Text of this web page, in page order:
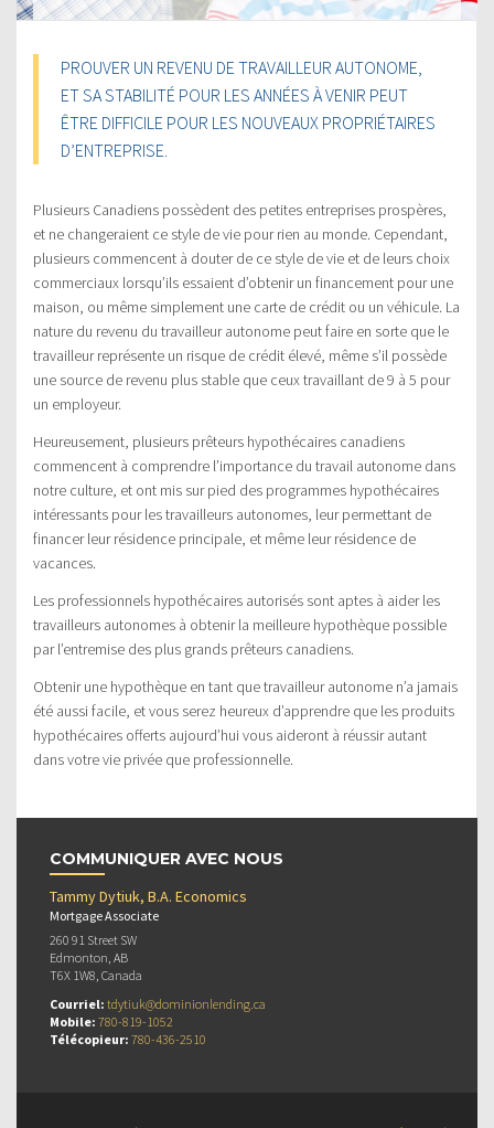
PROUVER UN REVENU DE TRAVAILLEUR AUTONOME,
ET SA STABILITÉ POUR LES ANNÉES À VENIR PEUT
ÊTRE DIFFICILE POUR LES NOUVEAUX PROPRIÉTAIRES
D’ENTREPRISE.
Plusieurs Canadiens possèdent des petites entreprises prospères,
et ne changeraient ce style de vie pour rien au monde. Cependant,
plusieurs commencent à douter de ce style de vie et de leurs choix
commerciaux lorsqu’ils essaient d’obtenir un financement pour une
maison, ou même simplement une carte de crédit ou un véhicule. La
nature du revenu du travailleur autonome peut faire en sorte que le
travailleur représente un risque de crédit élevé, même s’il possède
une source de revenu plus stable que ceux travaillant de 9 à 5 pour
un employeur.
Heureusement, plusieurs prêteurs hypothécaires canadiens
commencent à comprendre l’importance du travail autonome dans
notre culture, et ont mis sur pied des programmes hypothécaires
intéressants pour les travailleurs autonomes, leur permettant de
financer leur résidence principale, et même leur résidence de
vacances.
Les professionnels hypothécaires autorisés sont aptes à aider les
travailleurs autonomes à obtenir la meilleure hypothèque possible
par l’entremise des plus grands prêteurs canadiens.
Obtenir une hypothèque en tant que travailleur autonome n’a jamais
été aussi facile, et vous serez heureux d’apprendre que les produits
hypothécaires offerts aujourd’hui vous aideront à réussir autant
dans votre vie privée que professionnelle.
COMMUNIQUER AVEC NOUS
Tammy Dytiuk, B.A. Economics
Mortgage Associate
260 91 Street SW
Edmonton, AB
T6X 1W8, Canada
Courriel: tdytiuk@dominionlending.ca
Mobile: 780-819-1052
Télécopieur: 780-436-2510